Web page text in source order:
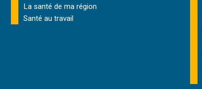
La santé de ma région
Santé au travail